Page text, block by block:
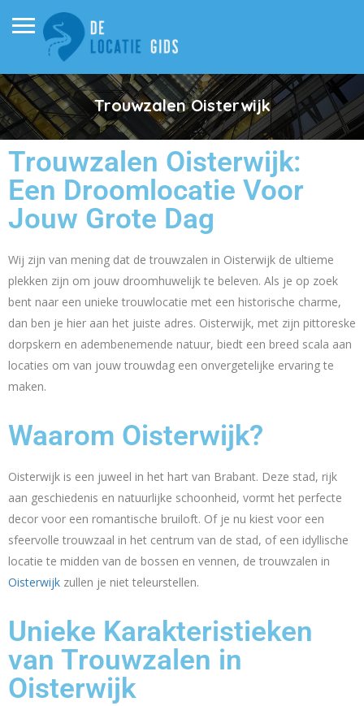
Trouwzalen Oisterwijk
Trouwzalen Oisterwijk:
Een Droomlocatie Voor
Jouw Grote Dag
Wij zijn van mening dat de trouwzalen in Oisterwijk de ultieme
plekken zijn om jouw droomhuwelijk te beleven. Als je op zoek
bent naar een unieke trouwlocatie met een historische charme,
dan ben je hier aan het juiste adres. Oisterwijk, met zijn pittoreske
dorpskern en adembenemende natuur, biedt een breed scala aan
locaties om van jouw trouwdag een onvergetelijke ervaring te
maken.
Waarom Oisterwijk?
Oisterwijk is een juweel in het hart van Brabant. Deze stad, rijk
aan geschiedenis en natuurlijke schoonheid, vormt het perfecte
decor voor een romantische bruiloft. Of je nu kiest voor een
sfeervolle trouwzaal in het centrum van de stad, of een idyllische
locatie te midden van de bossen en vennen, de trouwzalen in
Oisterwijk zullen je niet teleurstellen.
Unieke Karakteristieken
van Trouwzalen in
Oisterwijk